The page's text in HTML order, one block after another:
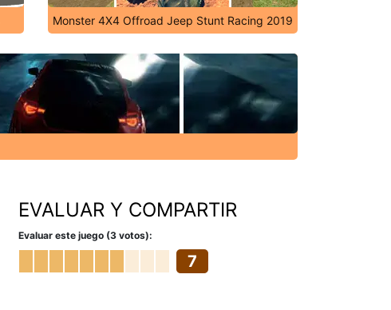
Monster 4X4 Offroad Jeep Stunt Racing 2019
EVALUAR Y COMPARTIR
Evaluar este juego (3 votos):
7